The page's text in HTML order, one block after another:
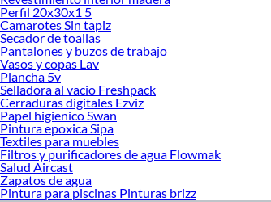
Perfil 20x30x1 5
Camarotes Sin tapiz
Secador de toallas
Pantalones y buzos de trabajo
Vasos y copas Lav
Plancha 5v
Selladora al vacio Freshpack
Cerraduras digitales Ezviz
Papel higienico Swan
Pintura epoxica Sipa
Textiles para muebles
Filtros y purificadores de agua Flowmak
Salud Aircast
Zapatos de agua
Pintura para piscinas Pinturas brizz